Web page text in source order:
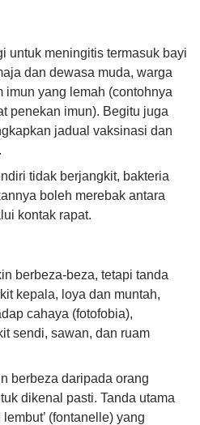
untuk meningitis termasuk bayi
dan dewasa muda, warga
imun yang lemah (contohnya
penekan imun). Begitu juga
jadual vaksinasi dan
tidak berjangkit, bakteria
boleh merebak antara
kontak rapat.
berbeza-beza, tetapi tanda
kepala, loya dan muntah,
cahaya (fotofobia),
sendi, sawan, dan ruam
berbeza daripada orang
dikenal pasti. Tanda utama
(fontanelle) yang